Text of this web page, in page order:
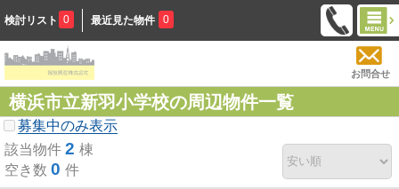
検討リスト 0 最近見た物件 0
お問合せ
横浜市立新羽小学校の周辺物件一覧
募集中のみ表示
該当物件 2 棟
空き数 0 件